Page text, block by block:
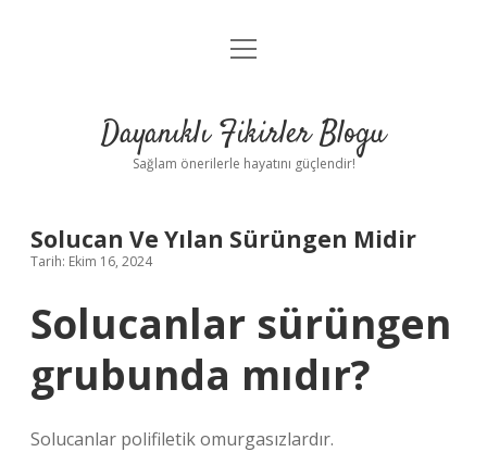
Anasayfa
Yasal Uyarı
menüyü
Dayanıklı Fikirler Blogu
Sağlam önerilerle hayatını güçlendir!
Solucan Ve Yılan Sürüngen Midir
Tarih: Ekim 16, 2024
Solucanlar sürüngen
grubunda mıdır?
Solucanlar polifiletik omurgasızlardır.